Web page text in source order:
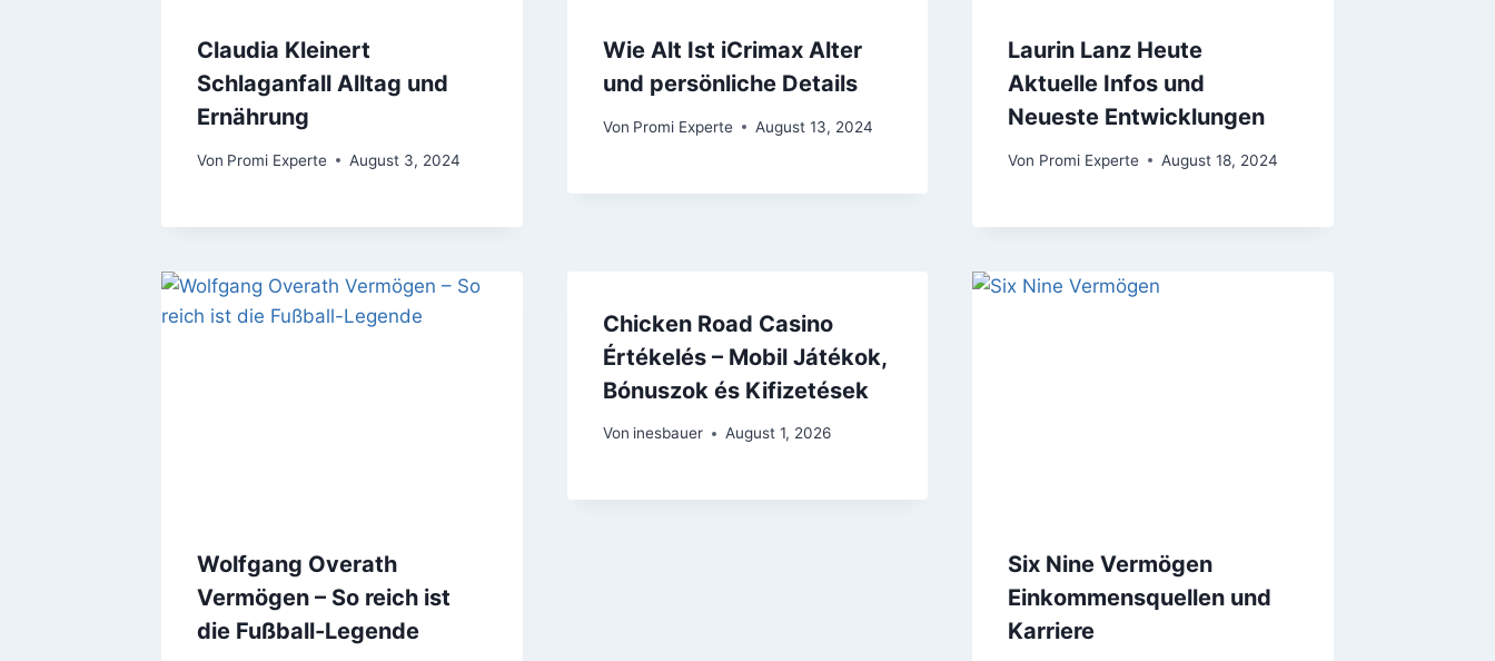
Claudia Kleinert
Schlaganfall Alltag und
Ernährung
Von Promi Experte August 3, 2024
Wie Alt Ist iCrimax Alter
und persönliche Details
Von Promi Experte August 13, 2024
Laurin Lanz Heute
Aktuelle Infos und
Neueste Entwicklungen
Von Promi Experte August 18, 2024
Wolfgang Overath
Vermögen – So reich ist
die Fußball-Legende
Chicken Road Casino
Értékelés – Mobil Játékok,
Bónuszok és Kifizetések
Von inesbauer August 1, 2026
Six Nine Vermögen
Einkommensquellen und
Karriere